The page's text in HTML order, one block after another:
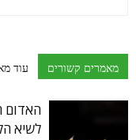
מאמרים קשורים עוד
האדום
לשיא